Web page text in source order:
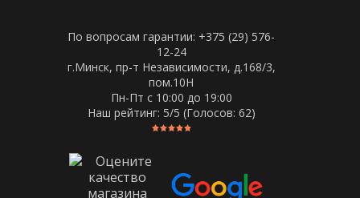
По вопросам гарантии: +375 (29) 576-
12-24
г.Минск, пр-т Независимости, д.168/3,
пом.10Н
Пн-Пт c 10:00 до 19:00
Наш рейтинг: 5/5 (Голосов: 62)